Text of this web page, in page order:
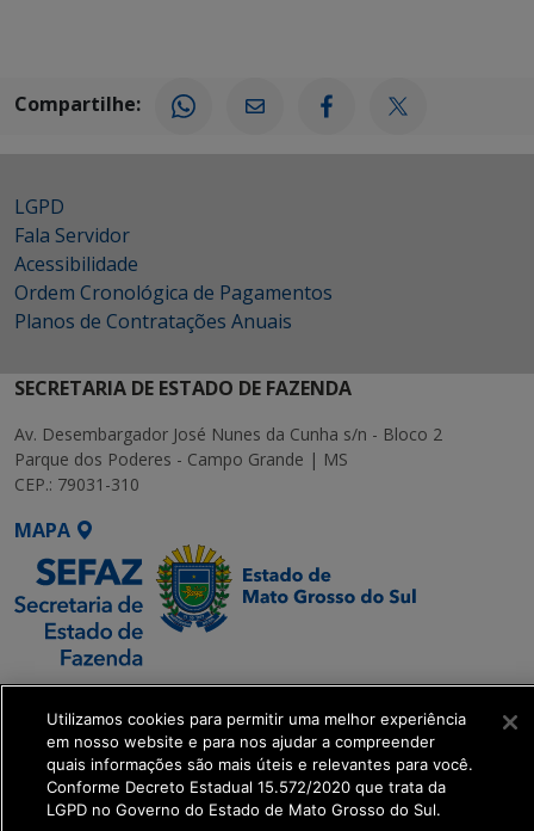
Compartilhe:
LGPD
Fala Servidor
Acessibilidade
Ordem Cronológica de Pagamentos
Planos de Contratações Anuais
SECRETARIA DE ESTADO DE FAZENDA
Av. Desembargador José Nunes da Cunha s/n - Bloco 2
Parque dos Poderes - Campo Grande | MS
CEP.: 79031-310
MAPA
SETDIG | Secretaria-
Executiva de
Transformação Digital
get_footer();
Utilizamos cookies para permitir uma melhor experiência
em nosso website e para nos ajudar a compreender
quais informações são mais úteis e relevantes para você.
Conforme Decreto Estadual 15.572/2020 que trata da
LGPD no Governo do Estado de Mato Grosso do Sul.